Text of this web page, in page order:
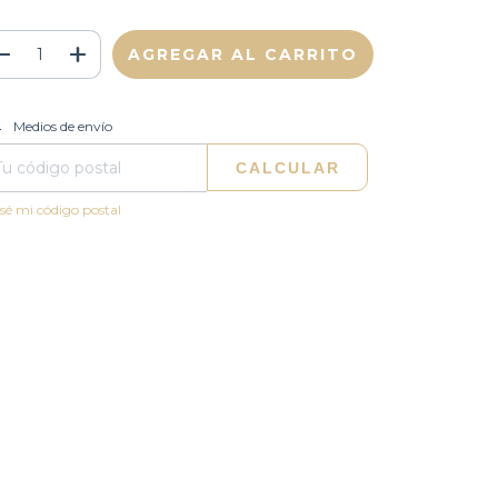
para el CP:
Medios de envío
CALCULAR
mi código postal